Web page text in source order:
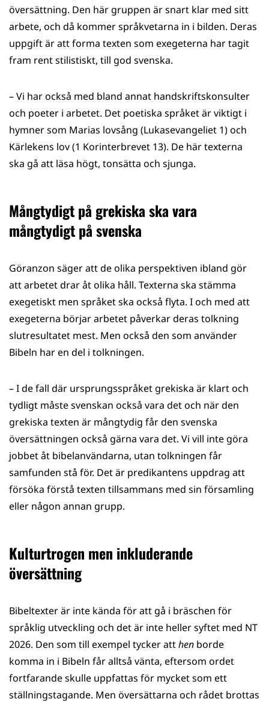
översättning. Den här gruppen är snart klar med sitt
arbete, och då kommer språkvetarna in i bilden. Deras
uppgift är att forma texten som exegeterna har tagit
fram rent stilistiskt, till god svenska.
– Vi har också med bland annat handskriftskonsulter
och poeter i arbetet. Det poetiska språket är viktigt i
hymner som Marias lovsång (Lukasevangeliet 1) och
Kärlekens lov (1 Korinterbrevet 13). De här texterna
ska gå att läsa högt, tonsätta och sjunga.
Mångtydigt på grekiska ska vara
mångtydigt på svenska
Göranzon säger att de olika perspektiven ibland gör
att arbetet drar åt olika håll. Texterna ska stämma
exegetiskt men språket ska också flyta. I och med att
exegeterna börjar arbetet påverkar deras tolkning
slutresultatet mest. Men också den som använder
Bibeln har en del i tolkningen.
– I de fall där ursprungsspråket grekiska är klart och
tydligt måste svenskan också vara det och när den
grekiska texten är mångtydig får den svenska
översättningen också gärna vara det. Vi vill inte göra
jobbet åt bibelanvändarna, utan tolkningen får
samfunden stå för. Det är predikantens uppdrag att
försöka förstå texten tillsammans med sin församling
eller någon annan grupp.
Kulturtrogen men inkluderande
översättning
Bibeltexter är inte kända för att gå i bräschen för
språklig utveckling och det är inte heller syftet med NT
2026. Den som till exempel tycker atthen borde
komma in i Bibeln får alltså vänta, eftersom ordet
fortfarande skulle uppfattas för mycket som ett
ställningstagande. Men översättarna och rådet brottas